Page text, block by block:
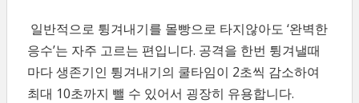
일반적으로 튕겨내기를 몰빵으로 타지않아도 ‘완벽한
응수’는 자주 고르는 편입니다. 공격을 한번 튕겨낼때
마다 생존기인 튕겨내기의 쿨타임이 2초씩 감소하여
최대 10초까지 뺄 수 있어서 굉장히 유용합니다.